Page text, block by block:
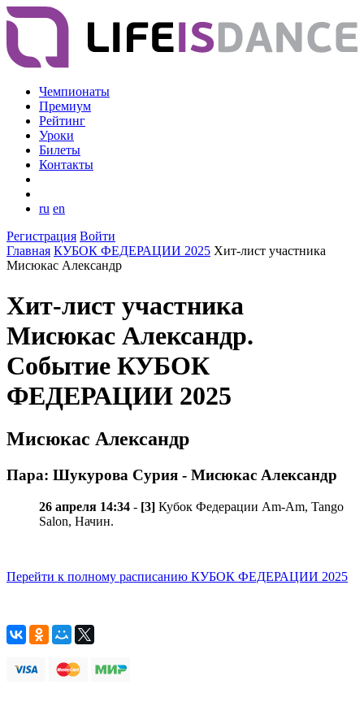
Чемпионаты
Премиум
Рейтинг
Уроки
Билеты
Контакты
ru en
Регистрация Войти
Главная КУБОК ФЕДЕРАЦИИ 2025 Хит-лист участника
Мисюкас Александр
Хит-лист участника
Мисюкас Александр.
Событие КУБОК
ФЕДЕРАЦИИ 2025
Мисюкас Александр
Пара: Шукурова Сурия - Мисюкас Александр
26 апреля 14:34 - [3] Кубок Федерации Am-Am, Tango
Salon, Начин.
Перейти к полному расписанию КУБОК ФЕДЕРАЦИИ 2025